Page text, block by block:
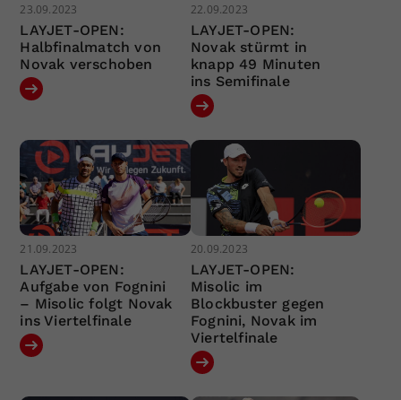
23.09.2023
LAYJET-OPEN:
Halbfinalmatch von
Novak verschoben
22.09.2023
LAYJET-OPEN:
Novak stürmt in
knapp 49 Minuten
ins Semifinale
21.09.2023
LAYJET-OPEN:
Aufgabe von Fognini
– Misolic folgt Novak
ins Viertelfinale
20.09.2023
LAYJET-OPEN:
Misolic im
Blockbuster gegen
Fognini, Novak im
Viertelfinale